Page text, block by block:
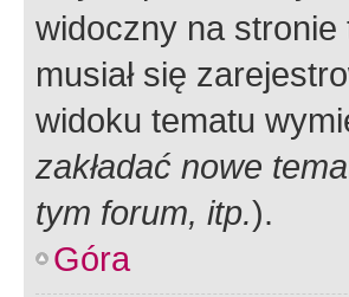
widoczny na
musiał się
widoku tematu
zakładać nowe
tym forum, itp.).
Góra